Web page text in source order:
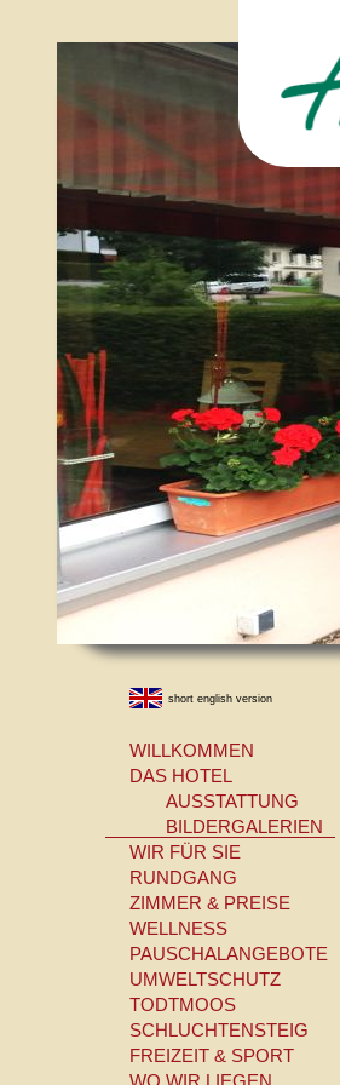
Hotel am Kurpark
Inhaberin:
Sabine Fahrnbauer
Salesiaweg 2
79682 Todtmoos
Tel: 07674 / 90918 - 0
Fax: 07674 / 90 918 - 45
info@hotel-am-kurpark.de
short english version
WILLKOMMEN
DAS HOTEL
AUSSTATTUNG
BILDERGALERIEN
WIR FÜR SIE
RUNDGANG
ZIMMER & PREISE
WELLNESS
PAUSCHALANGEBOTE
UMWELTSCHUTZ
TODTMOOS
SCHLUCHTENSTEIG
FREIZEIT & SPORT